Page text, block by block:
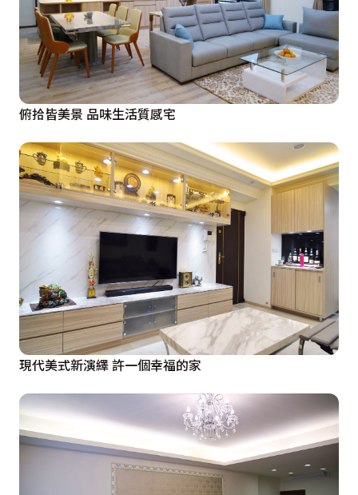
俯拾皆美景 品味生活質感宅
現代美式新演繹 許一個幸福的家